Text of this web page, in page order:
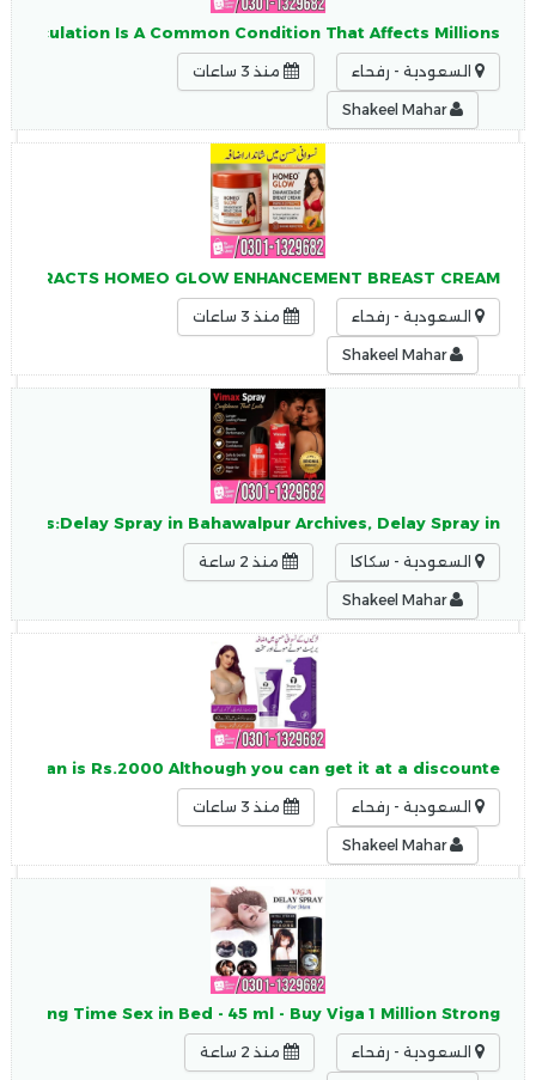
Ejaculation Is A Common Condition That Affects Millions
السعودية - رفحاء منذ 3 ساعات
Shakeel Mahar
HOMEO GLOW ENHANCEMENT BREAST CREAM
السعودية - رفحاء منذ 3 ساعات
Shakeel Mahar
Spray in Bahawalpur Archives, Delay Spray in
السعودية - سكاكا منذ 2 ساعة
Shakeel Mahar
is Rs.2000 Although you can get it at a discounte
السعودية - رفحاء منذ 3 ساعات
Shakeel Mahar
Long Time Sex in Bed - 45 ml - Buy Viga 1 Million Strong
السعودية - رفحاء منذ 2 ساعة